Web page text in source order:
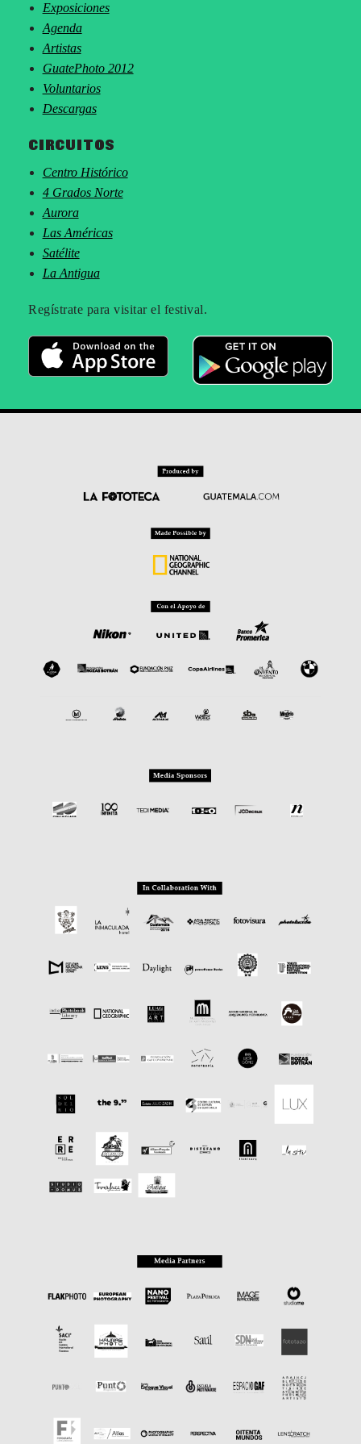
Exposiciones
Agenda
Artistas
GuatePhoto 2012
Voluntarios
Descargas
CIRCUITOS
Centro Histórico
4 Grados Norte
Aurora
Las Américas
Satélite
La Antigua
Regístrate para visitar el festival.